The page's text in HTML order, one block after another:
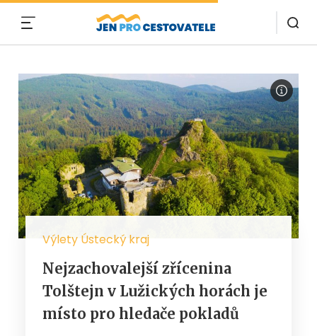
Výlety Ústecký kraj
Nejzachovalejší zřícenina
Tolštejn v Lužických horách je
místo pro hledače pokladů